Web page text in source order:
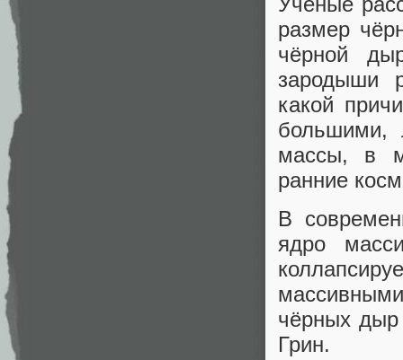
размер
чёрной
зародыши
какой
большими,
массы, в
ранние
В
ядро
чёрных
Грин.